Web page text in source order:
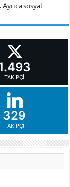
sosyal
TAKIPÇI
329
TAKIPÇI